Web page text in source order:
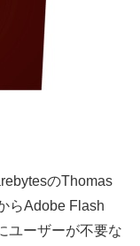
のThomas
らAdobe Flash
ユーザーが不要な